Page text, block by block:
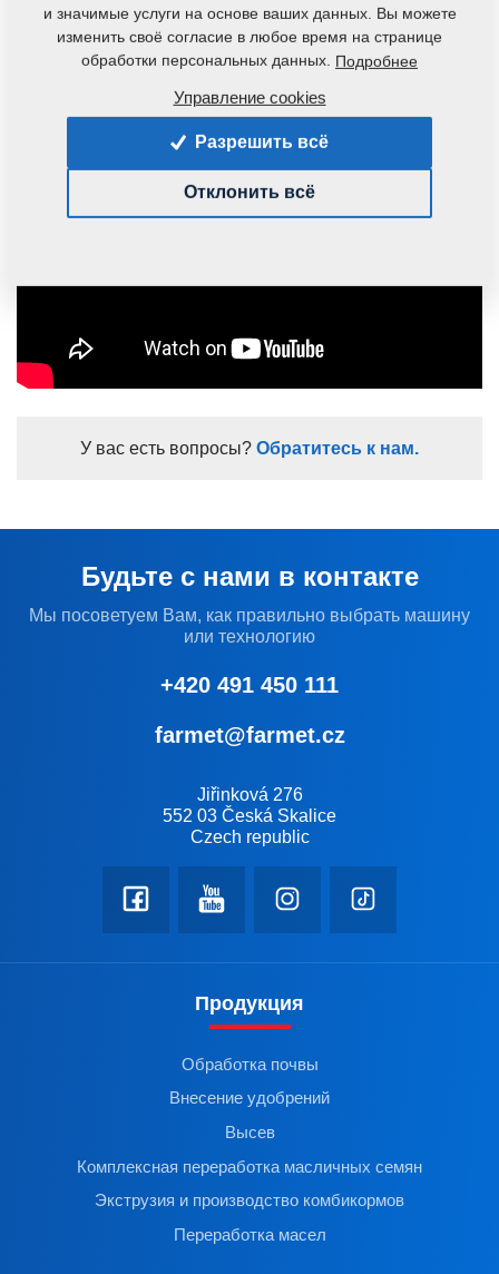
У вас есть вопросы? Обратитесь к нам.
Будьте с нами в контакте
Мы посоветуем Вам, как правильно выбрать машину
или технологию
+420 491 450 111
farmet@farmet.cz
Jiřinková 276
552 03 Česká Skalice
Czech republic
Продукция
Обработка почвы
Внесение удобрений
Высев
Комплексная переработка масличных семян
Экструзия и производство комбикормов
Переработка масел
и значимые услуги на основе ваших данных. Вы можете
изменить своё согласие в любое время на странице
обработки персональных данных. Подробнее
Управление cookies
Разрешить всё
Отклонить всё